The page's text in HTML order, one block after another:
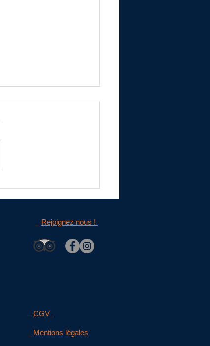
Rejoignez nous !
CGV
Mentions légales